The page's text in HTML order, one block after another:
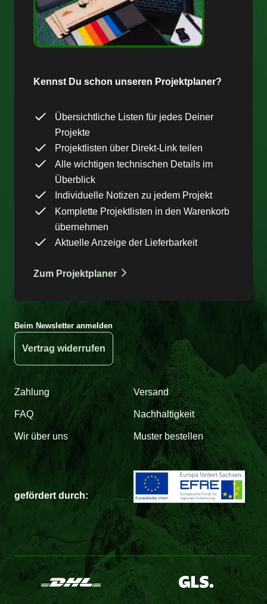
Kennst Du schon unseren Projektplaner?
Übersichtliche Listen für jedes Deiner
Projekte
Projektlisten über Direkt-Link teilen
Alle wichtigen technischen Details im
Überblick
Individuelle Notizen zu jedem Projekt
Komplette Projektlisten in den Warenkorb
übernehmen
Aktuelle Anzeige der Lieferbarkeit
Zum Projektplaner
Beim Newsletter anmelden
Vertrag widerrufen
Zahlung Versand
FAQ Nachhaltigkeit
Wir über uns Muster bestellen
gefördert durch: